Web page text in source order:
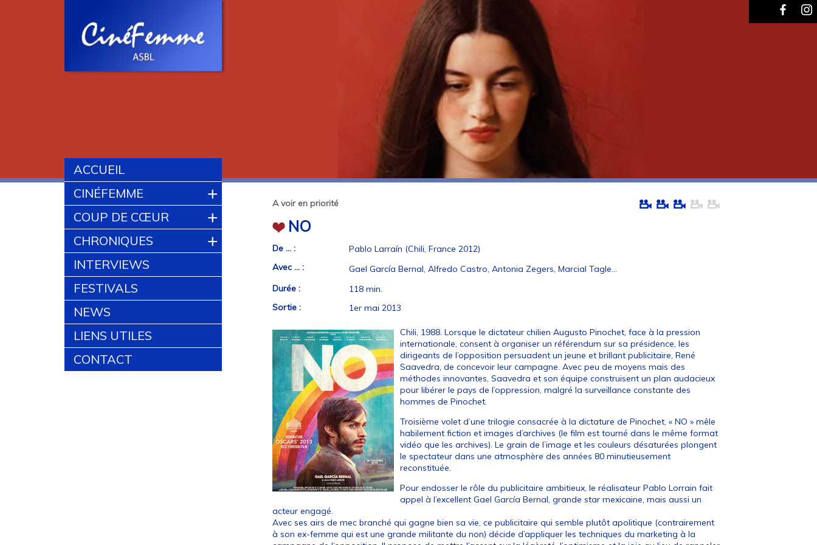
ACCUEIL
CINÉFEMME
+
COUP DE CŒUR +
CHRONIQUES +
INTERVIEWS
FESTIVALS
NEWS
LIENS UTILES
CONTACT
A voir en priorité
NO
De ... :
Pablo Larraín (Chili, France 2012)
Avec ... :
Gael García Bernal, Alfredo Castro, Antonia Zegers, Marcial Tagle...
Durée :
118 min.
Sortie :
1er mai 2013
Chili, 1988. Lorsque le dictateur chilien Augusto Pinochet, face à la pression
internationale, consent à organiser un référendum sur sa présidence, les
dirigeants de l’opposition persuadent un jeune et brillant publicitaire, René
Saavedra, de concevoir leur campagne. Avec peu de moyens mais des
méthodes innovantes, Saavedra et son équipe construisent un plan audacieux
pour libérer le pays de l’oppression, malgré la surveillance constante des
hommes de Pinochet.
Troisième volet d’une trilogie consacrée à la dictature de Pinochet, « NO » mêle
habilement fiction et images d’archives (le film est tourné dans le même format
vidéo que les archives). Le grain de l’image et les couleurs désaturées plongent
le spectateur dans une atmosphère des années 80 minutieusement
reconstituée.
Pour endosser le rôle du publicitaire ambitieux, le réalisateur Pablo Lorrain fait
appel à l’excellent Gael García Bernal, grande star mexicaine, mais aussi un
acteur engagé.
Avec ses airs de mec branché qui gagne bien sa vie, ce publicitaire qui semble plutôt apolitique (contrairement
à son ex-femme qui est une grande militante du non) décide d’appliquer les techniques du marketing à la